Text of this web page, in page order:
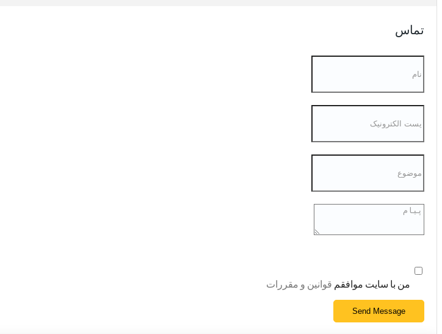
تماس
من با سایت موافقم قوانین و مقررات
Send Message